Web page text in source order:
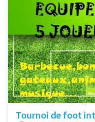
Tournoi de foot